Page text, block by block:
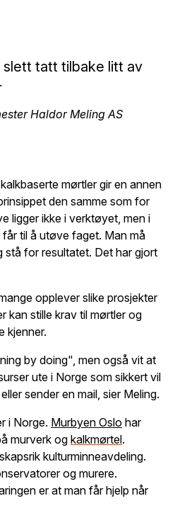
slett tatt tilbake litt av
Haldor Meling AS
mørtler gir en annen
den samme som for
ligger ikke i verktøyet, men i
til å utøve faget. Man må
stå for resultatet. Det har gjort
opplever slike prosjekter
kan stille krav til mørtler og
kjenner.
by doing", men også vit at
ute i Norge som sikkert vil
sender en mail, sier Meling.
i Norge. Murbyen Oslo har
murverk og kalkmørtel.
kulturminneavdeling.
og murere.
er at man får hjelp når